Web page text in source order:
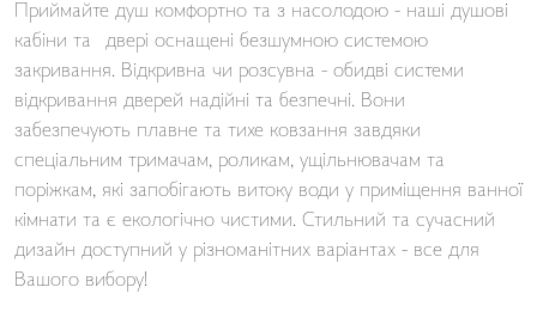
Приймайте душ комфортно та з насолодою - наші душові
кабіни та двері оснащені безшумною системою
закривання. Відкривна чи розсувна - обидві системи
відкривання дверей надійні та безпечні. Вони
забезпечують плавне та тихе ковзання завдяки
спеціальним тримачам, роликам, ущільнювачам та
поріжкам, які запобігають витоку води у приміщення ванної
кімнати та є екологічно чистими. Стильний та сучасний
дизайн доступний у різноманітних варіантах - все для
Вашого вибору!